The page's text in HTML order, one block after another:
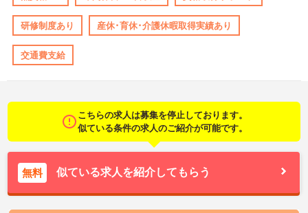
研修制度あり 産休･育休･介護休暇取得実績あり
交通費支給
こちらの求人は募集を停止しております。
似ている条件の求人のご紹介が可能です。
無料 似ている求人を紹介してもらう